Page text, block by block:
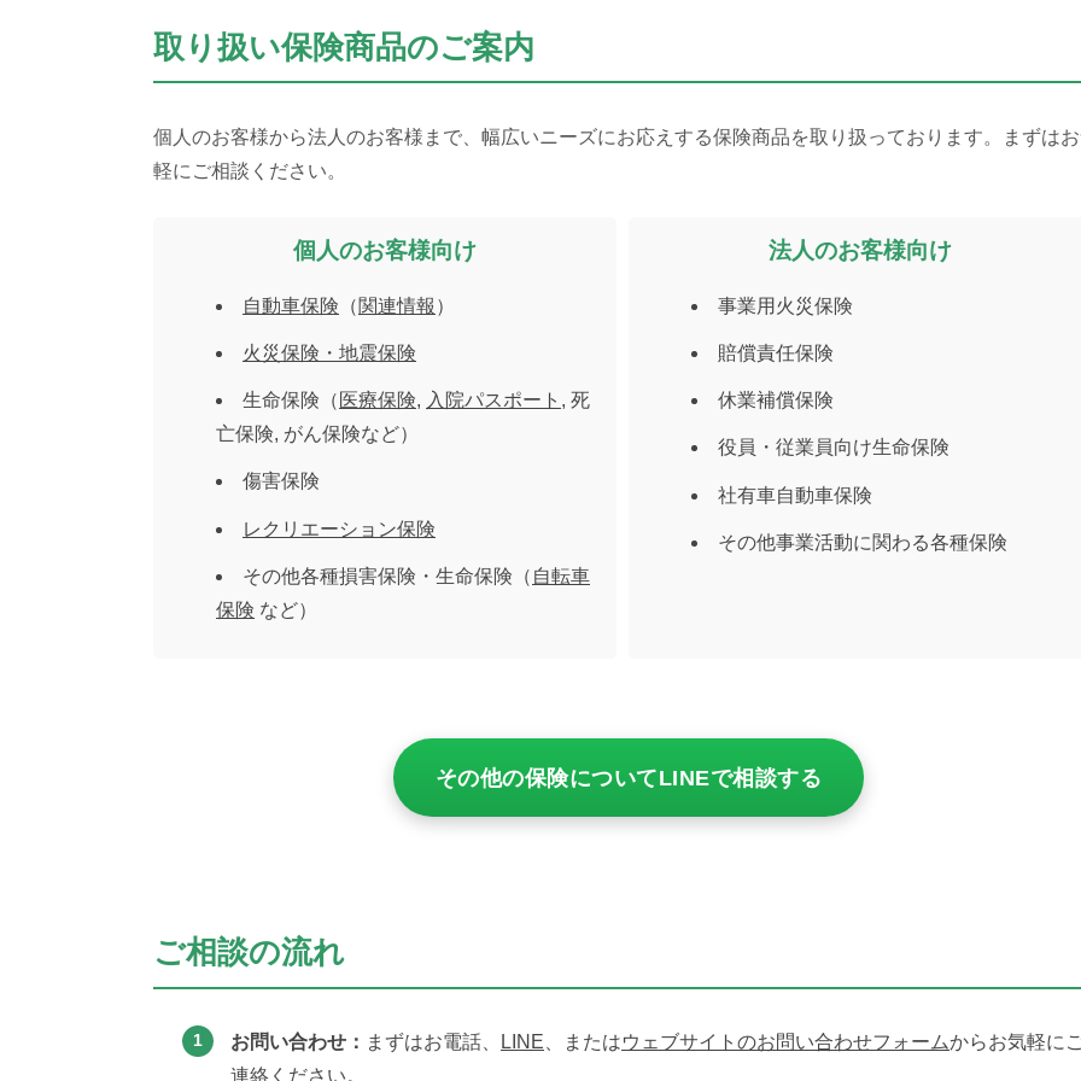
取り扱い保険商品のご案内
個人のお客様から法人のお客様まで、幅広いニーズにお応えする保険商品を取り扱っております。まずは
軽にご相談ください。
個人のお客様向け
自動車保険 （関連情報 ）
火災保険・地震保険
生命保険（ 医療保険, 入院パスポート , 死
亡保険, がん保険など）
傷害保険
レクリエーション保険
その他各種損害保険・生命保険（ 自転車
保険 など）
法人のお客様向け
事業用火災保険
賠償責任保険
休業補償保険
役員・従業員向け生命保険
社有車自動車保険
その他事業活動に関わる各種保険
その他の保険についてLINEで相談する
ご相談の流れ
お問い合わせ： まずはお電話、 LINE、またはウェブサイトのお問い合わせフォームからお気軽に
連絡ください。